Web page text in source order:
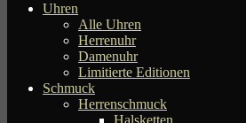
Uhren
Alle Uhren
Herrenuhr
Damenuhr
Limitierte Editionen
Schmuck
Herrenschmuck
Halsketten